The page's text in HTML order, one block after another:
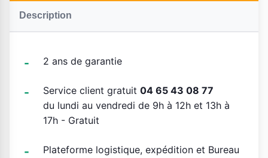
Description
2 ans de garantie
Service client gratuit 04 65 43 08 77
du lundi au vendredi de 9h à 12h et 13h à
17h - Gratuit
Plateforme logistique, expédition et Bureau